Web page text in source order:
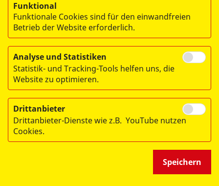
Einmal noch ...
Funktional
Funktionale Cookies sind für den einwandfreien
Betrieb der Website erforderlich.
Analyse und Statistiken
Statistik- und Tracking-Tools helfen uns, die
Website zu optimieren.
Drittanbieter
Drittanbieter-Dienste wie z.B. YouTube nutzen
Cookies.
Speichern